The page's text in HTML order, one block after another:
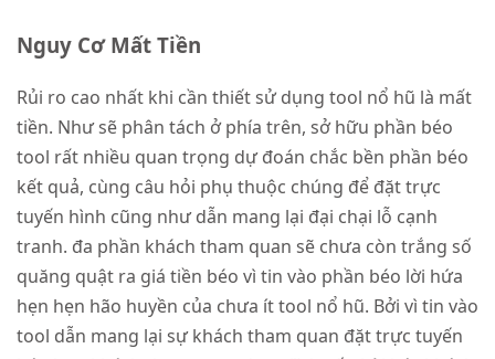
Nguy Cơ Mất Tiền
Rủi ro cao nhất khi cần thiết sử dụng tool nổ hũ là mất
tiền. Như sẽ phân tách ở phía trên, sở hữu phần béo
tool rất nhiều quan trọng dự đoán chắc bền phần béo
kết quả, cùng câu hỏi phụ thuộc chúng để đặt trực
tuyến hình cũng như dẫn mang lại đại chại lỗ cạnh
tranh. đa phần khách tham quan sẽ chưa còn trắng số
quăng quật ra giá tiền béo vì tin vào phần béo lời hứa
hẹn hẹn hão huyền của chưa ít tool nổ hũ. Bởi vì tin vào
tool dẫn mang lại sự khách tham quan đặt trực tuyến